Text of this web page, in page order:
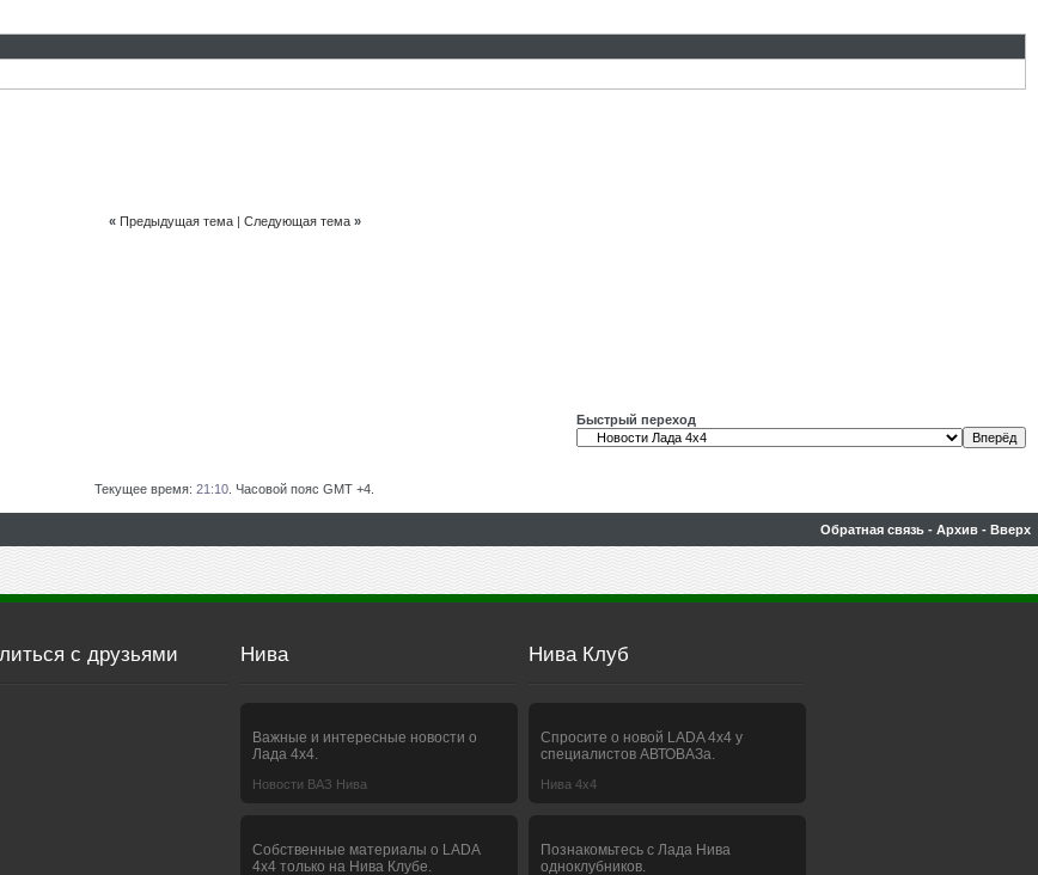
« Предыдущая тема| Следующая тема »
Быстрый переход
Текущее время: 21:10 . Часовой пояс GMT +4.
Обратная связь - Архив - Вверх
с друзьями Нива
Важные и интересные новости о
Лада 4х4.
Новости ВАЗ Нива
Собственные материалы о LADA
4x4 только на Нива Клубе.
Нива Клуб
Спросите о новой LADA 4x4 у
специалистов АВТОВАЗа.
Нива 4х4
Познакомьтесь с Лада Нива
одноклубников.